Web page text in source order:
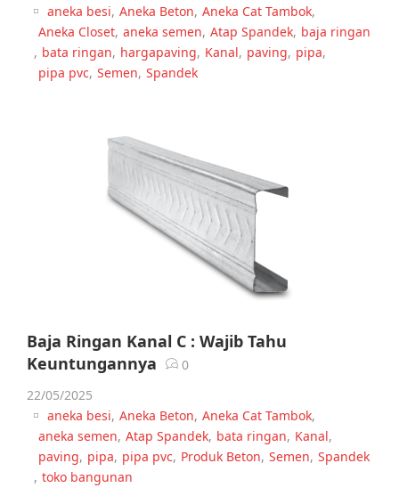
aneka besi, Aneka Beton, Aneka Cat Tambok,
Aneka Closet, aneka semen, Atap Spandek, baja ringan
, bata ringan, hargapaving, Kanal, paving, pipa,
pipa pvc, Semen, Spandek
Baja Ringan Kanal C : Wajib Tahu
Keuntungannya
0
22/05/2025
aneka besi, Aneka Beton, Aneka Cat Tambok,
aneka semen, Atap Spandek, bata ringan, Kanal,
paving, pipa, pipa pvc, Produk Beton, Semen, Spandek
, toko bangunan